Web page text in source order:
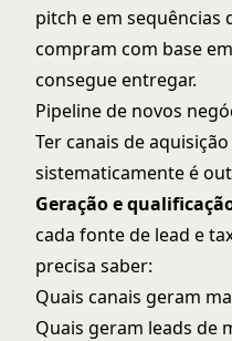
pitch e em sequências
compram com base
consegue entregar.
Pipeline de novos
Ter canais de
sistematicamente é
Geração e
cada fonte de lead e
precisa saber:
Quais canais geram
Quais geram leads de